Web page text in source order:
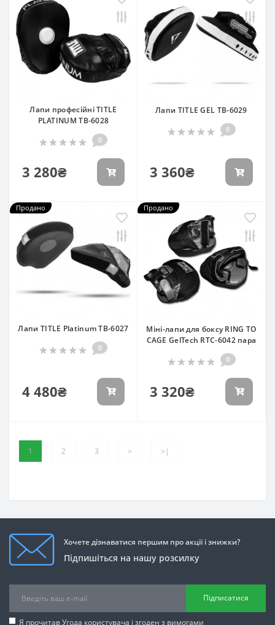
Лапи професійні TITLE
PLATINUM TB-6028
0
3 280₴
Лапи TITLE GEL TB-6029
0
3 360₴
Продано
Лапи TITLE Platinum TB-6027
0
4 480₴
Продано
Міні-лапи для боксу RING TO
CAGE GelTech RTC-6042 пара
0
3 320₴
1 2 3 > >|
Хочете дізнаватися першим про акції і знижки?
Підпишіться на нашу розсилку
Підписатися
Я прочитавУгода користувача і згоден з вимогами